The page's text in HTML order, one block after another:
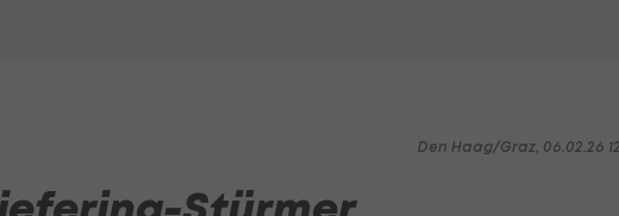
Den Haag/Graz, 06.02.26